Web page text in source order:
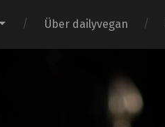
Über dailyvegan